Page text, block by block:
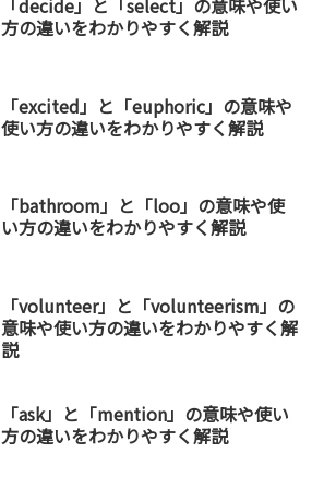
「decide」と「select」の意味や使い
方の違いをわかりやすく解説
「excited」と「euphoric」の意味や
使い方の違いをわかりやすく解説
「bathroom」と「loo」の意味や使
い方の違いをわかりやすく解説
「volunteer」と「volunteerism」の
意味や使い方の違いをわかりやすく解
説
「ask」と「mention」の意味や使い
方の違いをわかりやすく解説